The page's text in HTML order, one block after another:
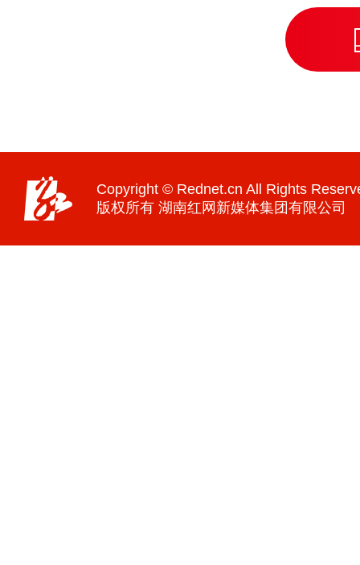
Copyright © Rednet.cn All Rights
版权所有 湖南红网新媒体集团有限公司